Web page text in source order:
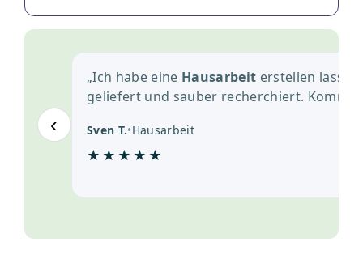
‹
„Ich habe eine Hausarbeit erstellen
geliefert und sauber recherchiert.
Sven T.•Hausarbeit
★★★★★